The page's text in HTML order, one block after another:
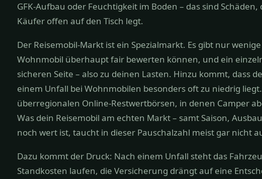
GFK-Aufbau oder Feuchtigkeit im Boden – das sind
Käufer offen auf den Tisch legt.
Der Reisemobil-Markt ist ein Spezialmarkt. Es gibt nur
Wohnmobil überhaupt fair bewerten können, und ein
sicheren Seite – also zu deinen Lasten. Hinzu kommt, dass
einem Unfall bei Wohnmobilen besonders oft zu niedrig
überregionalen Online-Restwertbörsen, in denen Camper
Was dein Reisemobil am echten Markt – samt Saison,
noch wert ist, taucht in dieser Pauschalzahl meist gar nicht
Dazu kommt der Druck: Nach einem Unfall steht das
Standkosten laufen, die Versicherung drängt auf eine